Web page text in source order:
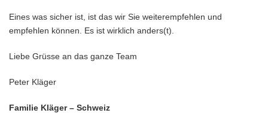
Eines was sicher ist, ist das wir Sie weiterempfehlen und
empfehlen können. Es ist wirklich anders(t).
Liebe Grüsse an das ganze Team
Peter Kläger
Familie Kläger – Schweiz